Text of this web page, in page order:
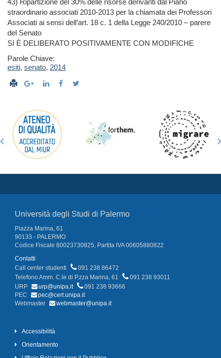
43) Ripartizione del 30% delle risorse derivanti dal Piano
straordinario associati 2010-2013 per la chiamata dei Professori
Associati ai sensi dell’art. 18 c. 1 della Legge 240/2010 – parere
del Senato
SI È DELIBERATO POSITIVAMENTE CON MODIFICHE
Parole Chiave:
esiti, senato, 2014
Università degli Studi di Palermo
Piazza Marina, 61
90133 - PALERMO
Codice Fiscale 80023730825, Partita IVA 00605880822
Contatti
Call center studenti
091 238 86472
Telefono Amm. C.le di P.zza Marina, 61
091 238 93011
URP
urp@unipa.it
091 238 93666
PEC
pec@cert.unipa.it
Webmaster
webmaster@unipa.it
Accessibilità
Orientamento